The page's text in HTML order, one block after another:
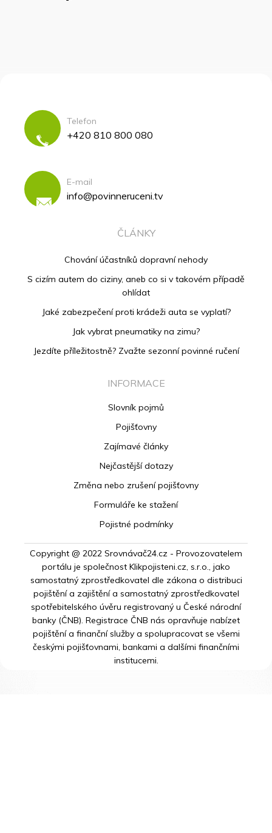
Telefon
+420 810 800 080
E-mail
info@povinneruceni.tv
ČLÁNKY
Chování účastníků dopravní nehody
S cizím autem do ciziny, aneb co si v takovém případě
ohlídat
Jaké zabezpečení proti krádeži auta se vyplatí?
Jak vybrat pneumatiky na zimu?
Jezdíte příležitostně? Zvažte sezonní povinné ručení
INFORMACE
Slovník pojmů
Pojišťovny
Zajímavé články
Nejčastější dotazy
Změna nebo zrušení pojišťovny
Formuláře ke stažení
Pojistné podmínky
Copyright @ 2022 Srovnávač24.cz - Provozovatelem
portálu je společnost Klikpojisteni.cz, s.r.o., jako
samostatný zprostředkovatel dle zákona o distribuci
pojištění a zajištění a samostatný zprostředkovatel
spotřebitelského úvěru registrovaný u České národní
banky (ČNB). Registrace ČNB nás opravňuje nabízet
pojištění a finanční služby a spolupracovat se všemi
českými pojišťovnami, bankami a dalšími finančními
institucemi.